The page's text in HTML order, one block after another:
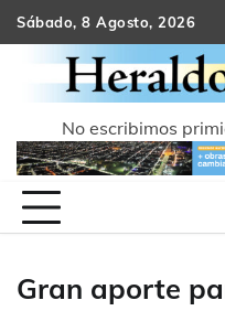
Skip
to
content
Sábado, 8 Agosto, 2026
No escribimos
Gran aporte